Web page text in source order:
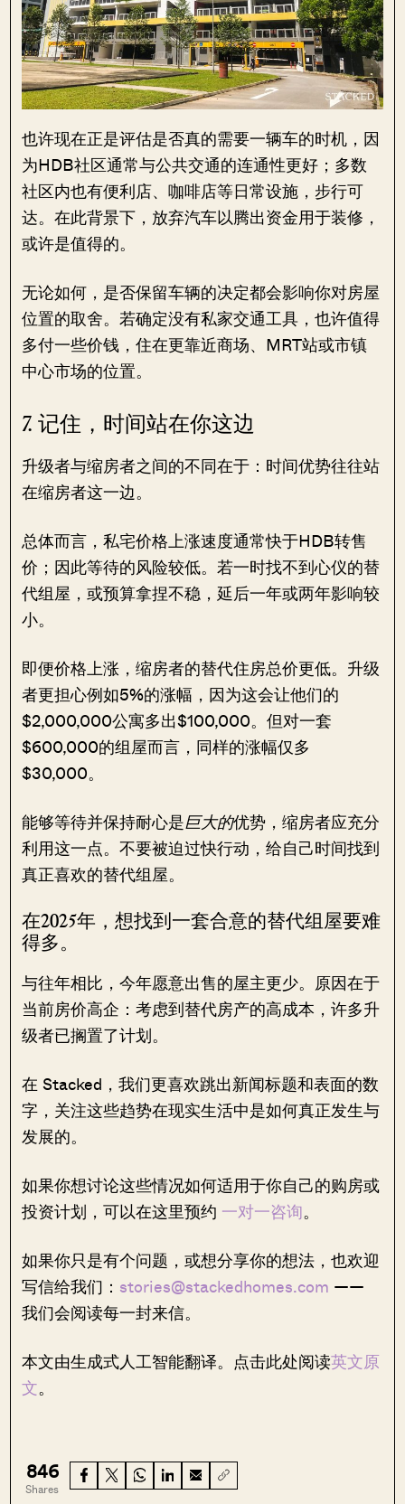
也许现在正是评估是否真的需要一辆车的时机，因
为HDB社区通常与公共交通的连通性更好；多数
社区内也有便利店、咖啡店等日常设施，步行可
达。在此背景下，放弃汽车以腾出资金用于装修，
或许是值得的。
无论如何，是否保留车辆的决定都会影响你对房屋
位置的取舍。若确定没有私家交通工具，也许值得
多付一些价钱，住在更靠近商场、MRT站或市镇
中心市场的位置。
7. 记住，时间站在你这边
升级者与缩房者之间的不同在于：时间优势往往站
在缩房者这一边。
总体而言，私宅价格上涨速度通常快于HDB转售
价；因此等待的风险较低。若一时找不到心仪的替
代组屋，或预算拿捏不稳，延后一年或两年影响较
小。
即便价格上涨，缩房者的替代住房总价更低。升级
者更担心例如5%的涨幅，因为这会让他们的
$2,000,000公寓多出$100,000。但对一套
$600,000的组屋而言，同样的涨幅仅多
$30,000。
能够等待并保持耐心是巨大的优势，缩房者应充分
利用这一点。不要被迫过快行动，给自己时间找到
真正喜欢的替代组屋。
在2025年，想找到一套合意的替代组屋要难
得多。
与往年相比，今年愿意出售的屋主更少。原因在于
当前房价高企：考虑到替代房产的高成本，许多升
级者已搁置了计划。
在 Stacked，我们更喜欢跳出新闻标题和表面的数
字，关注这些趋势在现实生活中是如何真正发生与
发展的。
如果你想讨论这些情况如何适用于你自己的购房或
投资计划，可以在这里预约 一对一咨询。
如果你只是有个问题，或想分享你的想法，也欢迎
写信给我们： stories@stackedhomes.com ——
我们会阅读每一封来信。
本文由生成式人工智能翻译。点击此处阅读英文原
文。
846
Shares